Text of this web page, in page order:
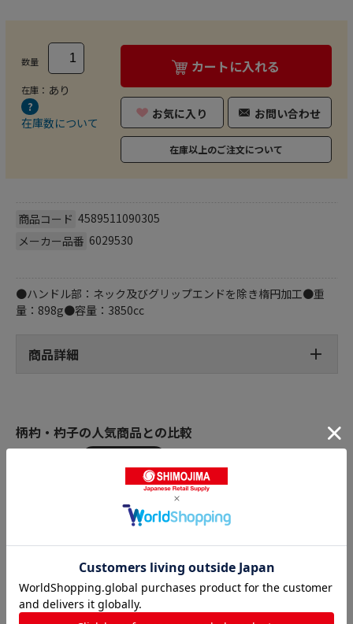
数量
在庫： あり
在庫数について
カートに入れる
お気に入り お問い合わせ
在庫以上のご注文について
商品コード 4589511090305
メーカー品番 6029530
●ハンドル部：ネック及びグリップエンドを除き楕円加工●重
量：898g●容量：3850cc
商品詳細
柄杓・杓子の人気商品との比較
商品名
神子島製作所 18-8
長柄付ひしゃく楕円